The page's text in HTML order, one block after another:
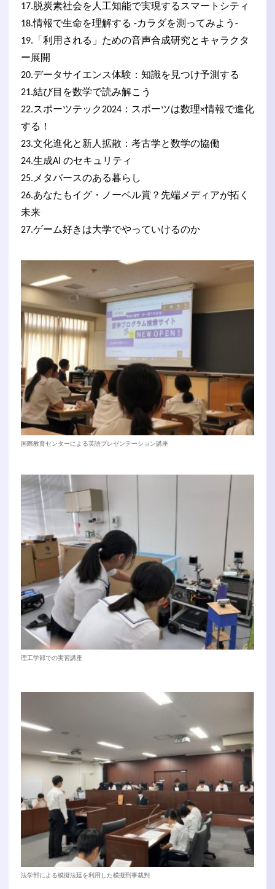
17.脱炭素社会を人工知能で実現するスマートシティ
18.情報で生命を理解する -カラダを測ってみよう-
19.「利用される」ための音声合成研究とキャラクタ
ー展開
20.データサイエンス体験：知識を見つけ予測する
21.結び目を数学で読み解こう
22.スポーツテック2024：スポーツは数理×情報で進化
する！
23.文化進化と新人拡散：考古学と数学の協働
24.生成AI のセキュリティ
25.メタバースのある暮らし
26.あなたもイグ・ノーベル賞？先端メディアが拓く
未来
27.ゲーム好きは大学でやっていけるのか
国際教育センターによる英語プレゼンテーション講座
理工学部での実習講座
法学部による模擬法廷を利用した模擬刑事裁判